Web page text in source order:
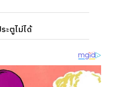
ะตูไม่ได้